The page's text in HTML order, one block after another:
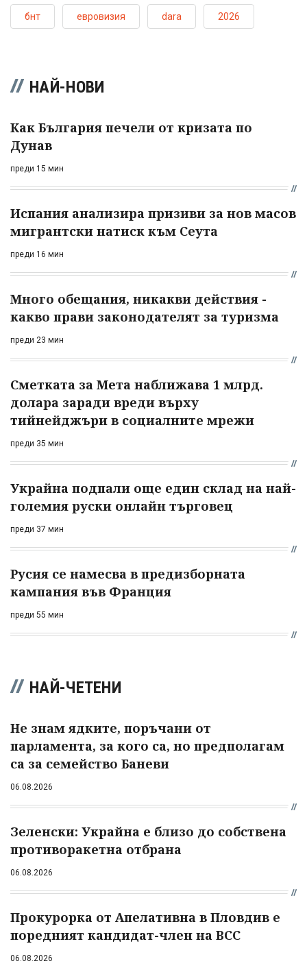
бнт евровизия dara 2026
НАЙ-НОВИ
Как България печели от кризата по
Дунав
преди 15 мин
Испания анализира призиви за нов масов
мигрантски натиск към Сеута
преди 16 мин
Много обещания, никакви действия -
какво прави законодателят за туризма
преди 23 мин
Сметката за Мета наближава 1 млрд.
долара заради вреди върху
тийнейджъри в социалните мрежи
преди 35 мин
Украйна подпали още един склад на най-
големия руски онлайн търговец
преди 37 мин
Русия се намесва в предизборната
кампания във Франция
преди 55 мин
НАЙ-ЧЕТЕНИ
Не знам ядките, поръчани от
парламента, за кого са, но предполагам
са за семейство Баневи
06.08.2026
Зеленски: Украйна е близо до собствена
противоракетна отбрана
06.08.2026
Прокурорка от Апелативна в Пловдив е
поредният кандидат-член на ВСС
06.08.2026